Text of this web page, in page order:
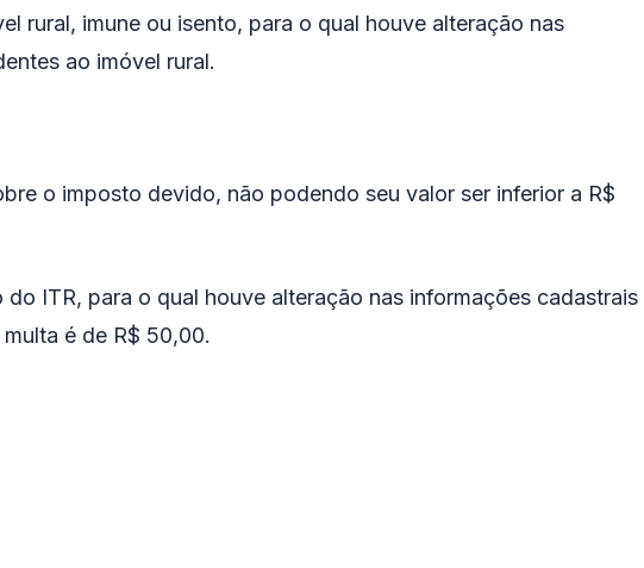
rural, imune ou isento, para o qual houve alteração nas
ao imóvel rural.
o imposto devido, não podendo seu valor ser inferior a R$
ITR, para o qual houve alteração nas informações cadastrais
é de R$ 50,00.